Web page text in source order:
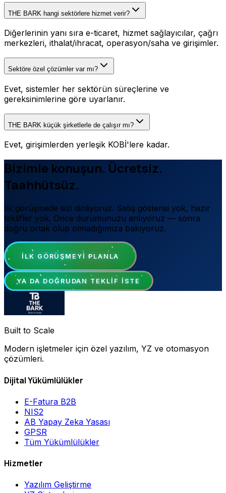
THE BARK hangi sektörlere hizmet verir?
Diğerlerinin yanı sıra e-ticaret, hizmet sağlayıcılar, çağrı
merkezleri, ithalat/ihracat, operasyon/saha ve girişimler.
Sektöre özel çözümler var mı?
Evet, sistemler her sektörün süreçlerine ve
gereksinimlerine göre uyarlanır.
THE BARK küçük şirketlerle de çalışır mı?
Evet, girişimlerden yerleşik KOBİ'lere kadar.
Bizimle konuşun. Ücretsiz.
Taahhütsüz.
İlk görüşmede sizi dinliyoruz. Satış gösterisi yok, hazır
teklifler yok. Önce durumunuzu anlıyoruz — sonra
doğru ortak olup olmadığımıza bakıyoruz.
İLK GÖRÜŞMEYI PLANLA
YA DA DOĞRUDAN TEKLIF ISTE
Built to Scale
Modern işletmeler için özel yazılım, YZ ve otomasyon
çözümleri.
Dijital Yükümlülükler
E-Fatura B2B
NIS2
AB Yapay Zeka Yasası
GPSR
Tüm Yükümlülükler
Hizmetler
Yazılım Geliştirme